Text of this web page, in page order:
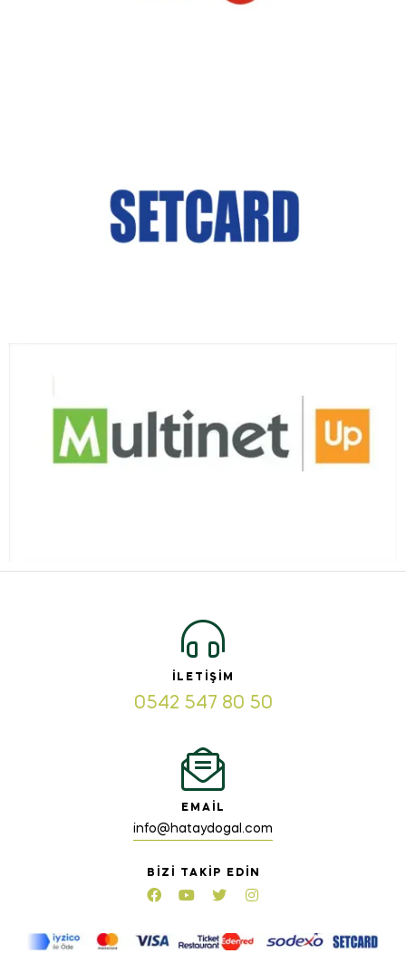
İLETIŞIM
0542 547 80 50
EMAIL
info@hataydogal.com
BIZI TAKIP EDIN